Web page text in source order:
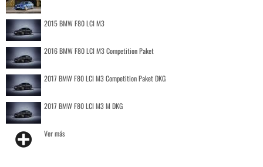
2015 BMW F80 LCI M3
2016 BMW F80 LCI M3 Competition Paket
2017 BMW F80 LCI M3 Competition Paket DKG
2017 BMW F80 LCI M3 M DKG
Ver más